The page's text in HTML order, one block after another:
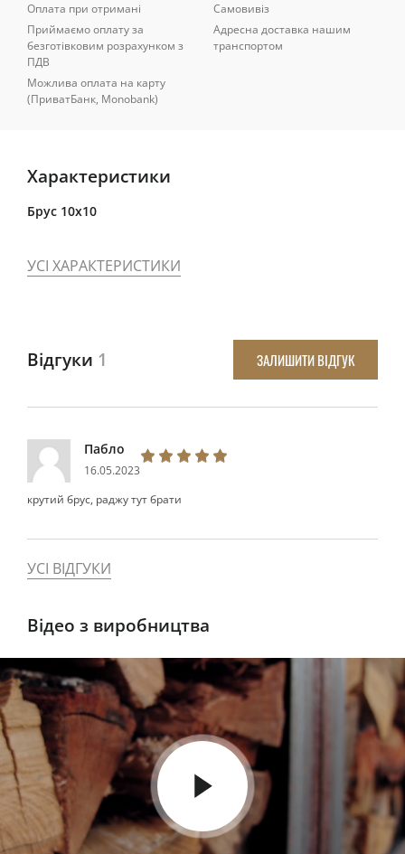
Оплата при отримані
Приймаємо оплату за
безготівковим розрахунком з
ПДВ
Можлива оплата на карту
(ПриватБанк, Monobank)
Самовивіз
Адресна доставка нашим
транспортом
Характеристики
Брус 10х10
УСІ ХАРАКТЕРИСТИКИ
Відгуки 1 ЗАЛИШИТИ ВІДГУК
Пабло
16.05.2023
крутий брус, раджу тут брати
УСІ ВІДГУКИ
Відео з виробництва